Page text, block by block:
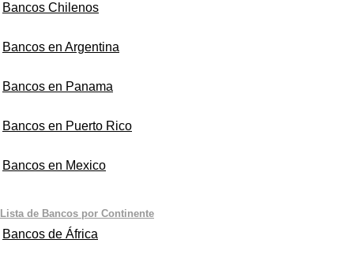
Bancos Chilenos
Bancos en Argentina
Bancos en Panama
Bancos en Puerto Rico
Bancos en Mexico
Lista de Bancos por Continente
Bancos de África